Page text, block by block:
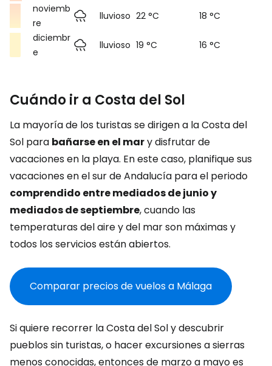
noviemb
re
lluvioso 22 °C
18 °C
diciembr
e
lluvioso 19 °C 16 °C
Cuándo ir a Costa del Sol
La mayoría de los turistas se dirigen a la Costa del
Sol para bañarse en el mary disfrutar de
vacaciones en la playa. En este caso, planifique sus
vacaciones en el sur de Andalucía para el periodo
comprendido entre mediados de junio y
mediados de septiembre, cuando las
temperaturas del aire y del mar son máximas y
todos los servicios están abiertos.
Comparar precios de vuelos a Málaga
Si quiere recorrer la Costa del Sol y descubrir
pueblos sin turistas, o hacer excursiones a sierras
menos conocidas, entonces de marzo a mayo es